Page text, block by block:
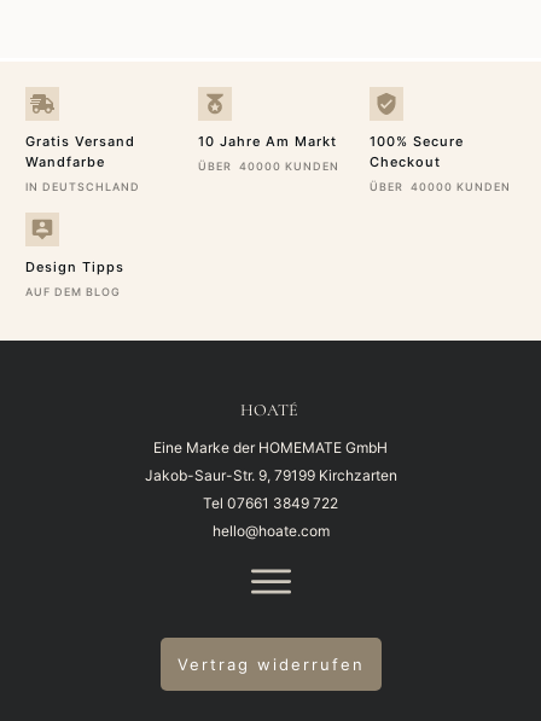
Gratis Versand
Wandfarbe
IN DEUTSCHLAND
10 Jahre Am Markt
ÜBER 40000 KUNDEN
100% Secure
Checkout
ÜBER 40000 KUNDEN
Design Tipps
AUF DEM BLOG
HOATÉ
Eine Marke der HOMEMATE GmbH
Jakob-Saur-Str. 9, 79199 Kirchzarten
Tel 07661 3849 722
hello@hoate.com
Vertrag widerrufen